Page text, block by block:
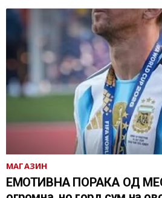
МАГАЗИН
ЕМОТИВНА ПОРАКА ОД